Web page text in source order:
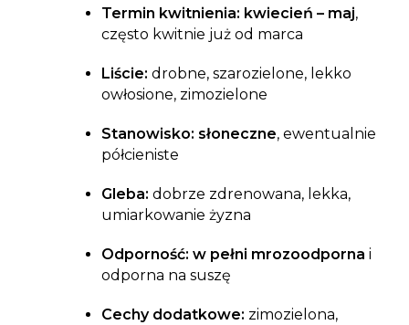
Termin kwitnienia: kwiecień – maj,
często kwitnie już od marca
Liście: drobne, szarozielone, lekko
owłosione, zimozielone
Stanowisko: słoneczne, ewentualnie
półcieniste
Gleba: dobrze zdrenowana, lekka,
umiarkowanie żyzna
Odporność: w pełni mrozoodporna i
odporna na suszę
Cechy dodatkowe: zimozielona,